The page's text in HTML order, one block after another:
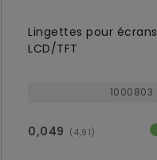
Lingettes pour écrans
LCD/TFT
1000803
0,049 (4,91)